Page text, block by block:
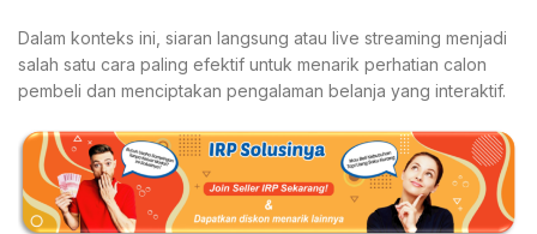
Dalam konteks ini, siaran langsung atau live streaming menjadi
salah satu cara paling efektif untuk menarik perhatian calon
pembeli dan menciptakan pengalaman belanja yang interaktif.